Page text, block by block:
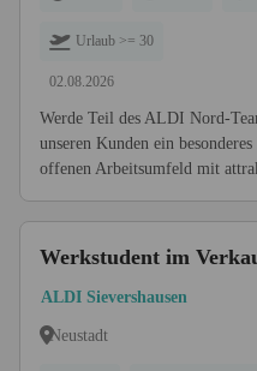
Urlaub >= 30
02.08.2026
Werde Teil des ALDI Nord-
unseren Kunden ein
offenen Arbeitsumfeld mit
Werkstudent im
ALDI Sievershausen
Neustadt